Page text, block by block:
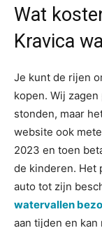
Wat
Kravica
Je kunt de rijen
kopen. Wij
stonden, maar
website ook
2023 en toen
de kinderen. Het
auto tot zijn
watervallen
aan tijden en